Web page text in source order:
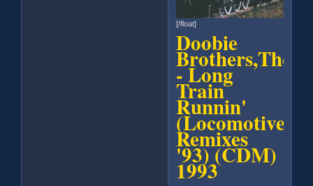
[/float]
Doobie
Brothers,The
- Long
Train
Runnin'
(Locomotive
Remixes
'93) (CDM)
1993